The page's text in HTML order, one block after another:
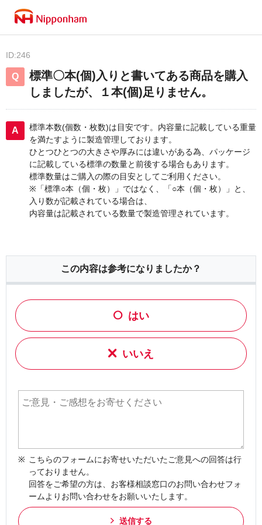
ID:246
標準〇本(個)入りと書いてある商品を購入
しましたが、１本(個)足りません。
標準本数(個数・枚数)は目安です。内容量に記載している重量
を満たすように製造管理しております。
ひとつひとつの大きさや厚みには違いがある為、パッケージ
に記載している標準の数量と前後する場合もあります。
標準数量はご購入の際の目安としてご利用ください。
※「標準○本（個・枚）」ではなく、「○本（個・枚）」と、
入り数が記載されている場合は、
内容量は記載されている数量で製造管理されています。
この内容は参考になりましたか？
はい
いいえ
こちらのフォームにお寄せいただいたご意見への回答は行
っておりません。
回答をご希望の方は、お客様相談窓口のお問い合わせフォ
ームよりお問い合わせをお願いいたします。
送信する